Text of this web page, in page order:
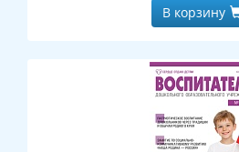
В корзину